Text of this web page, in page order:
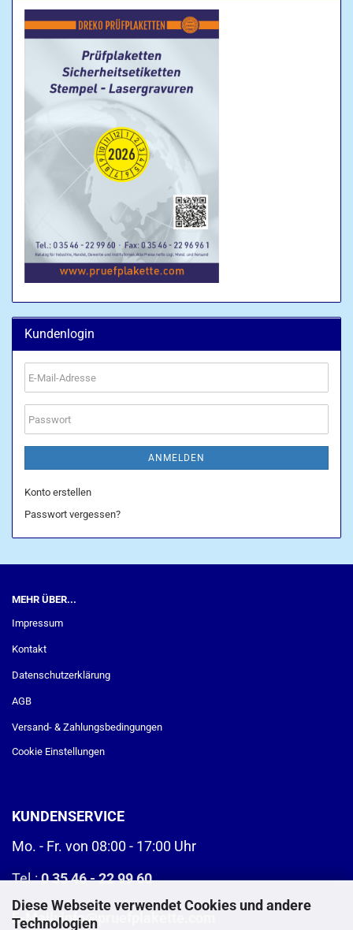
Diese Webseite verwendet Cookies und andere
Technologien
Kundenlogin
E-
Mail-
Adresse
Passwort
ANMELDEN
Konto erstellen
Passwort vergessen?
MEHR ÜBER...
Impressum
Kontakt
Datenschutzerklärung
AGB
Versand- & Zahlungsbedingungen
Cookie Einstellungen
KUNDENSERVICE
Mo. - Fr. von 08:00 - 17:00 Uhr
Tel.:0 35 46 - 22 99 60
E-Mail:info@pruefplakette.com